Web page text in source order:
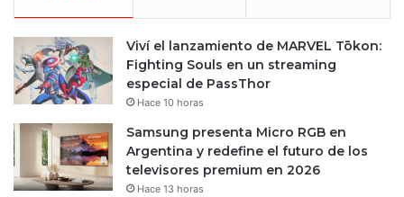
Viví el lanzamiento de MARVEL Tōkon:
Fighting Souls en un streaming
especial de PassThor
Hace 10 horas
Samsung presenta Micro RGB en
Argentina y redefine el futuro de los
televisores premium en 2026
Hace 13 horas